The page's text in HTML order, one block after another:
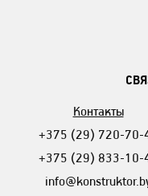
Контакты
+375 (29) 720-70-
+375 (29) 833-10-